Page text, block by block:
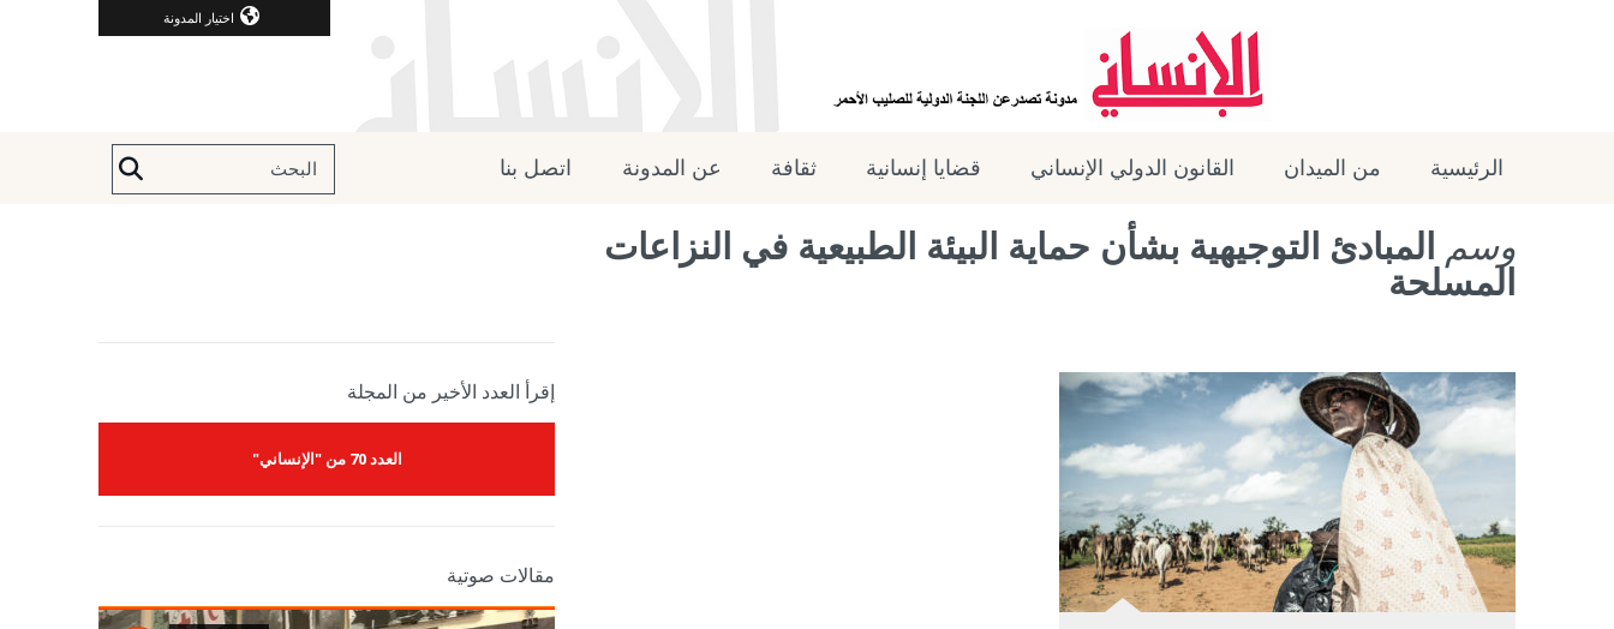
اختيار المدونة
الرئيسية من الميدان القانون الدولي الإنساني قضايا إنسانية ثقافة عن المدونة اتصل بنا
وسم المبادئ التوجيهية بشأن حماية البيئة الطبيعية في النزاعات
المسلحة
إقرأ العدد الأخير من المجلة
العدد 70 من "الإنساني"
مقالات صوتية